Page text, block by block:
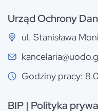
Urząd Ochrony
ul. Stanisława
Godziny pracy:
BIP | Polityka